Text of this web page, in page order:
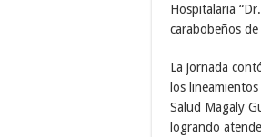
Hospitalaria
carabobeños
La jornada
los
Salud Magaly
logrando